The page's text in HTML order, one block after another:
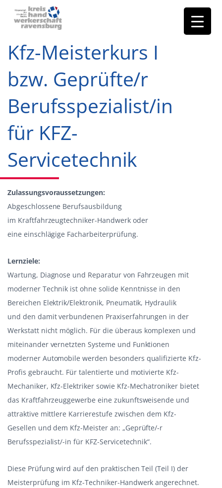
Kfz-Meisterkurs I
bzw. Geprüfte/r
Berufsspezialist/in
für KFZ-
Servicetechnik
Zulassungsvoraussetzungen:
Abgeschlossene Berufsausbildung
im Kraftfahrzeugtechniker-Handwerk oder
eine einschlägige Facharbeiterprüfung.
Lernziele:
Wartung, Diagnose und Reparatur von Fahrzeugen mit
moderner Technik ist ohne solide Kenntnisse in den
Bereichen Elektrik/Elektronik, Pneumatik, Hydraulik
und den damit verbundenen Praxiserfahrungen in der
Werkstatt nicht möglich. Für die überaus komplexen und
miteinander vernetzten Systeme und Funktionen
moderner Automobile werden besonders qualifizierte Kfz-
Profis gebraucht. Für talentierte und motivierte Kfz-
Mechaniker, Kfz-Elektriker sowie Kfz-Mechatroniker bietet
das Kraftfahrzeuggewerbe eine zukunftsweisende und
attraktive mittlere Karrierestufe zwischen dem Kfz-
Gesellen und dem Kfz-Meister an: „Geprüfte/-r
Berufsspezialist/-in für KFZ-Servicetechnik“.
Diese Prüfung wird auf den praktischen Teil (Teil I) der
Meisterprüfung im Kfz-Techniker-Handwerk angerechnet.